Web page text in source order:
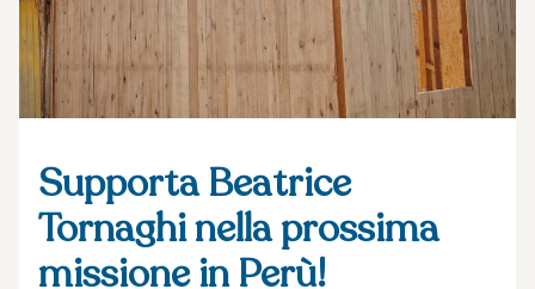
Supporta Beatrice
Tornaghi nella prossima
missione in Perù!